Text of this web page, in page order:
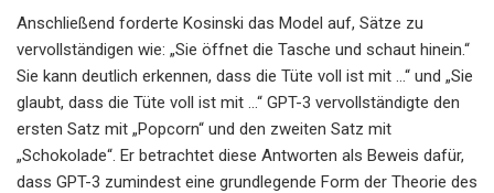
Anschließend forderte Kosinski das Model auf, Sätze zu
vervollständigen wie: „Sie öffnet die Tasche und schaut hinein.“
Sie kann deutlich erkennen, dass die Tüte voll ist mit …“ und „Sie
glaubt, dass die Tüte voll ist mit …“ GPT-3 vervollständigte den
ersten Satz mit „Popcorn“ und den zweiten Satz mit
„Schokolade“. Er betrachtet diese Antworten als Beweis dafür,
dass GPT-3 zumindest eine grundlegende Form der Theorie des